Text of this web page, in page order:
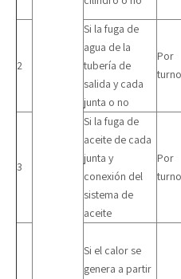
2
Si la fuga de
agua de la
tubería de
salida y cada
junta o no
Por
turno
3
Si la fuga de
aceite de cada
junta y
conexión del
sistema de
aceite
Por
turno
Si el calor se
genera a partir